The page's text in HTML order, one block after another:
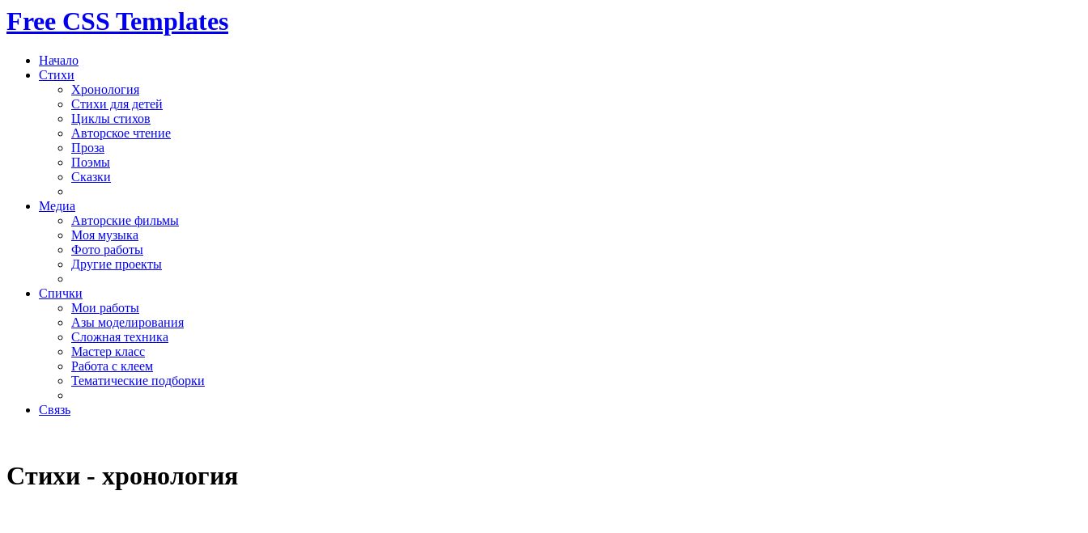
Free CSS Templates
Начало
Стихи
Хронология
Стихи для детей
Циклы стихов
Авторское чтение
Проза
Поэмы
Сказки
Медиа
Авторские фильмы
Моя музыка
Фото работы
Другие проекты
Спички
Мои работы
Азы моделирования
Сложная техника
Мастер класс
Работа с клеем
Тематические подборки
Связь
Стихи - хронология